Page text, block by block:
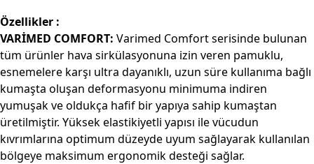
Özellikler :
VARİMED COMFORT: Varimed Comfort serisinde bulunan
tüm ürünler hava sirkülasyonuna izin veren pamuklu,
esnemelere karşı ultra dayanıklı, uzun süre kullanıma bağlı
kumaşta oluşan deformasyonu minimuma indiren
yumuşak ve oldukça hafif bir yapıya sahip kumaştan
üretilmiştir. Yüksek elastikiyetli yapısı ile vücudun
kıvrımlarına optimum düzeyde uyum sağlayarak kullanılan
bölgeye maksimum ergonomik desteği sağlar.